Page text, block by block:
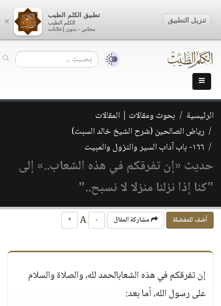
الرئيسية
بحوث ومقالات | المقالات
رياض الصالحين (شرح الشيخ خالد السبت)
١٦٦- باب آداب السير والنزول والمبيت
حديث «إن تفرقكم في هذه الشعاب..» إلى
"كنا إذا نزلنا منزلا لا نسبح.."
أضف للمفضلة مشاركة المقال -
+
إن تفرقكم في هذه الشعابالحمد لله، والصلاة والسلام
على رسول الله، أما بعد:
×
تطبيق الكلم الطيب
الكلم الطيب
مجاني - بدون إعلانات
تنزيل التطبيق